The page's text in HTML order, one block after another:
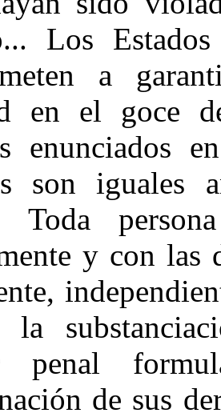
Los
a
en el goce
enunciados
son iguales
Toda
y con las
penal
de sus